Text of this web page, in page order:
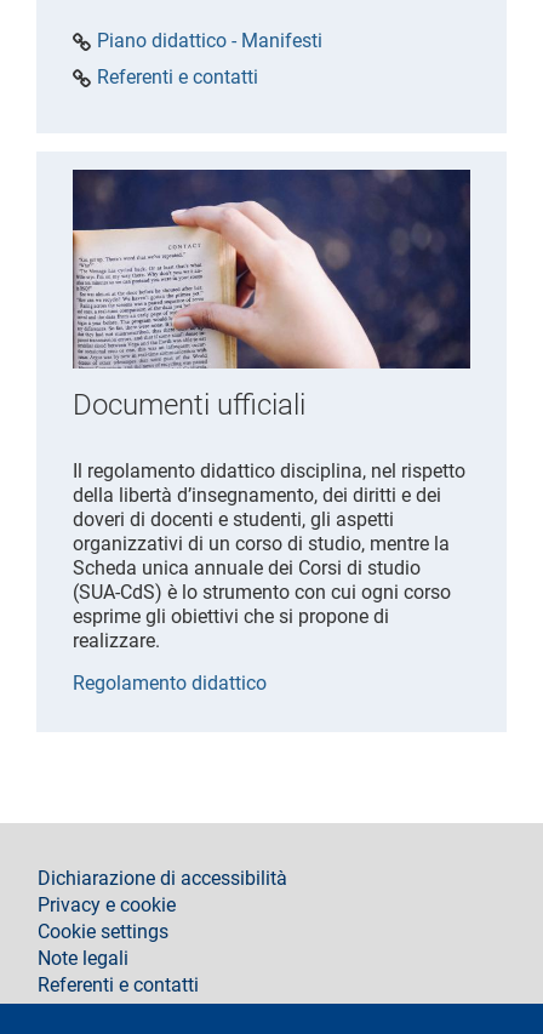
Piano didattico - Manifesti
Referenti e contatti
Documenti ufficiali
Il regolamento didattico disciplina, nel rispetto
della libertà d’insegnamento, dei diritti e dei
doveri di docenti e studenti, gli aspetti
organizzativi di un corso di studio, mentre la
Scheda unica annuale dei Corsi di studio
(SUA-CdS) è lo strumento con cui ogni corso
esprime gli obiettivi che si propone di
realizzare.
Regolamento didattico
footer
Dichiarazione di accessibilità
Privacy e cookie
Cookie settings
Note legali
Referenti e contatti